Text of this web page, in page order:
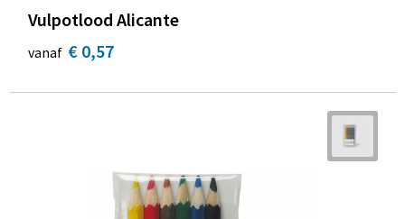
Vulpotlood Alicante
vanaf € 0,57